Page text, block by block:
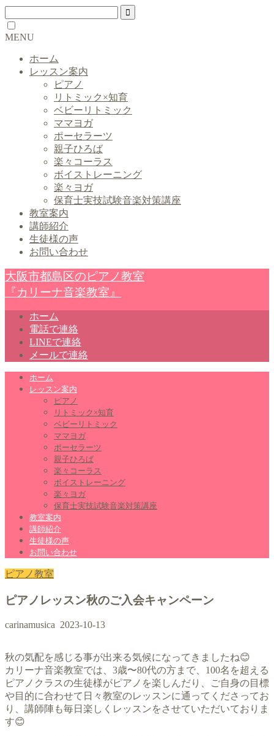
MENU
ホーム
レッスン案内
ピアノ
リトミック×知育
ベビーリトミック
ママヨガ
ポーセラーツ
親子ひろば
楽々コーラス
ボイストレーニング
楽々ヨガ
保育士実技試験音楽対策講座
教室案内
講師紹介
生徒様の声
お問い合わせ
大阪市都島区のピアノ教室
『カリーナ音楽教室』
ホーム
電話で連絡
LINEで連絡
メールで連絡
ホーム
レッスン案内
ピアノ
リトミック×知育
ベビーリトミック
ママヨガ
ポーセラーツ
親子ひろば
楽々コーラス
ボイストレーニング
楽々ヨガ
保育士実技試験音楽対策講座
教室案内
講師紹介
生徒様の声
お問い合わせ
ピアノ教室
ピアノレッスン秋のご入会キャンペーン
carinamusica 2023-10-13
秋の気配を感じる事が出来る気候になってきましたね😊
カリーナ音楽教室では、3歳〜80代の方まで、100名を超える
ピアノクラスの生徒様がピアノを楽しんだり、ご自身の目標
や目的に合わせて日々教室のレッスンに通ってくださってお
り、講師陣も毎日楽しくレッスンをさせていただいておりま
す😊